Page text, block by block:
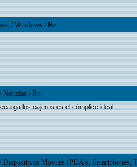
/Windows/Re:
Noticias/Re:
los cajeros es el cómplice ideal
Dispositivos Móviles (PDA's, Smartphones,